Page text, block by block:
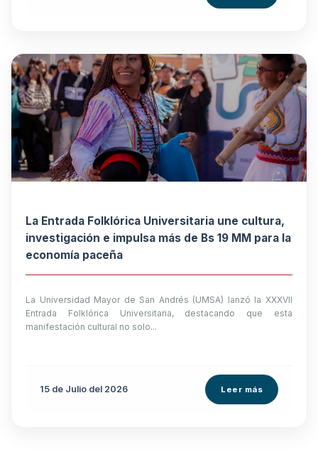
La Entrada Folklórica Universitaria une cultura,
investigación e impulsa más de Bs 19 MM para la
economía paceña
La Universidad Mayor de San Andrés (UMSA) lanzó la XXXVII
Entrada Folklórica Universitaria, destacando que esta
manifestación cultural no solo...
15 de Julio del 2026 Leer más